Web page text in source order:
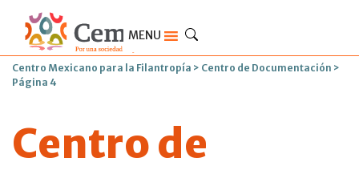
MENU
Centro Mexicano para la Filantropía > Centro de Documentación >
Página 4
Centro de